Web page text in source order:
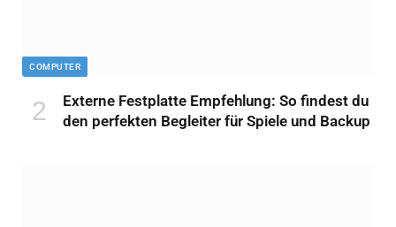
COMPUTER
Externe Festplatte Empfehlung: So findest du
den perfekten Begleiter für Spiele und Backup